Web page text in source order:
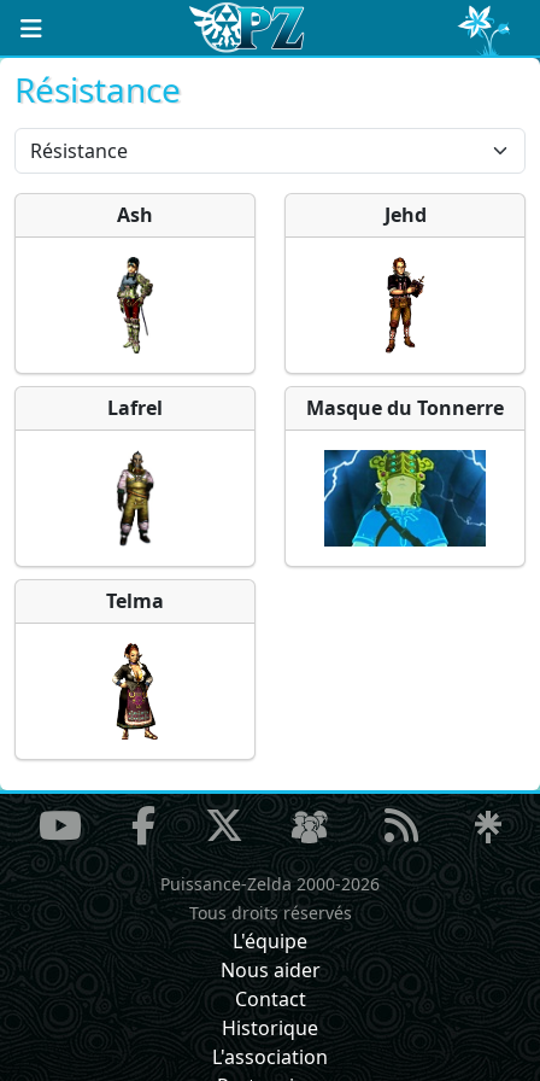
Résistance
Ash Jehd
Lafrel Masque du Tonnerre
Telma
Puissance-Zelda 2000-2026
Tous droits réservés
L'équipe
Nous aider
Contact
Historique
L'association